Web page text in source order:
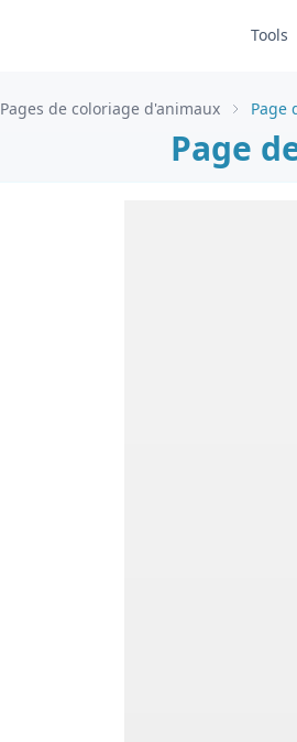
Tools
Pages de coloriage d'animaux Page
Page